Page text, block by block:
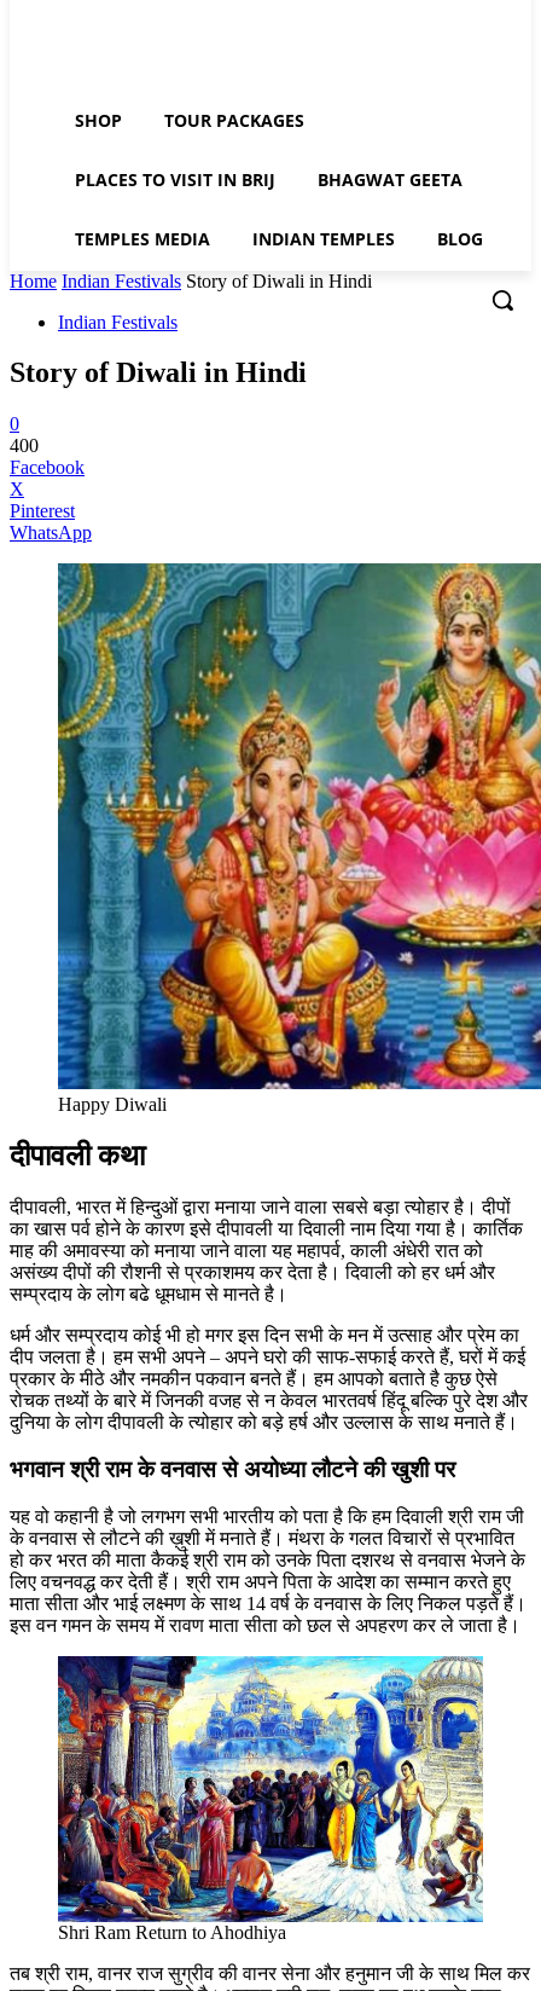
SHOP TOUR PACKAGES
PLACES TO VISIT IN BRIJ BHAGWAT GEETA
TEMPLES MEDIA INDIAN TEMPLES BLOG
Home Indian Festivals Story of Diwali in Hindi
Indian Festivals
Story of Diwali in Hindi
0
400
Facebook
X
Pinterest
WhatsApp
Happy Diwali
दीपावली कथा
दीपावली, भारत में हिन्दुओं द्वारा मनाया जाने वाला सबसे बड़ा त्योहार है। दीपों
का खास पर्व होने के कारण इसे दीपावली या दिवाली नाम दिया गया है। कार्तिक
माह की अमावस्या को मनाया जाने वाला यह महापर्व, काली अंधेरी रात को
असंख्य दीपों की रौशनी से प्रकाशमय कर देता है। दिवाली को हर धर्म और
सम्प्रदाय के लोग बढे धूमधाम से मानते है।
धर्म और सम्प्रदाय कोई भी हो मगर इस दिन सभी के मन में उत्साह और प्रेम का
दीप जलता है। हम सभी अपने – अपने घरो की साफ-सफाई करते हैं, घरों में कई
प्रकार के मीठे और नमकीन पकवान बनते हैं। हम आपको बताते है कुछ ऐसे
रोचक तथ्यों के बारे में जिनकी वजह से न केवल भारतवर्ष हिंदू बल्कि पुरे देश और
दुनिया के लोग दीपावली के त्‍योहार को बड़े हर्ष और उल्‍लास के साथ मनाते हैं।
भगवान श्री राम के वनवास से अयोध्या लौटने की खुशी पर
यह वो कहानी है जो लगभग सभी भारतीय को पता है कि हम दिवाली श्री राम जी
के वनवास से लौटने की ख़ुशी में मनाते हैं। मंथरा के गलत विचारों से प्रभावित
हो कर भरत की माता कैकई श्री राम को उनके पिता दशरथ से वनवास भेजने के
लिए वचनवद्ध कर देती हैं। श्री राम अपने पिता के आदेश का सम्मान करते हुए
माता सीता और भाई लक्ष्मण के साथ 14 वर्ष के वनवास के लिए निकल पड़ते हैं।
इस वन गमन के समय में रावण माता सीता को छल से अपहरण कर ले जाता है।
Shri Ram Return to Ahodhiya
तब श्री राम, वानर राज सुग्रीव की वानर सेना और हनुमान जी के साथ मिल कर